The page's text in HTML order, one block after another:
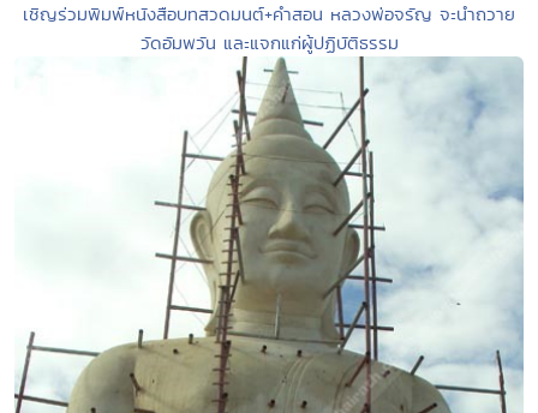
เชิญร่วมพิมพ์หนังสือบทสวดมนต์+คำสอน หลวงพ่อจรัญ จะนำถวาย
วัดอัมพวัน และแจกแก่ผู้ปฏิบัติธรรม